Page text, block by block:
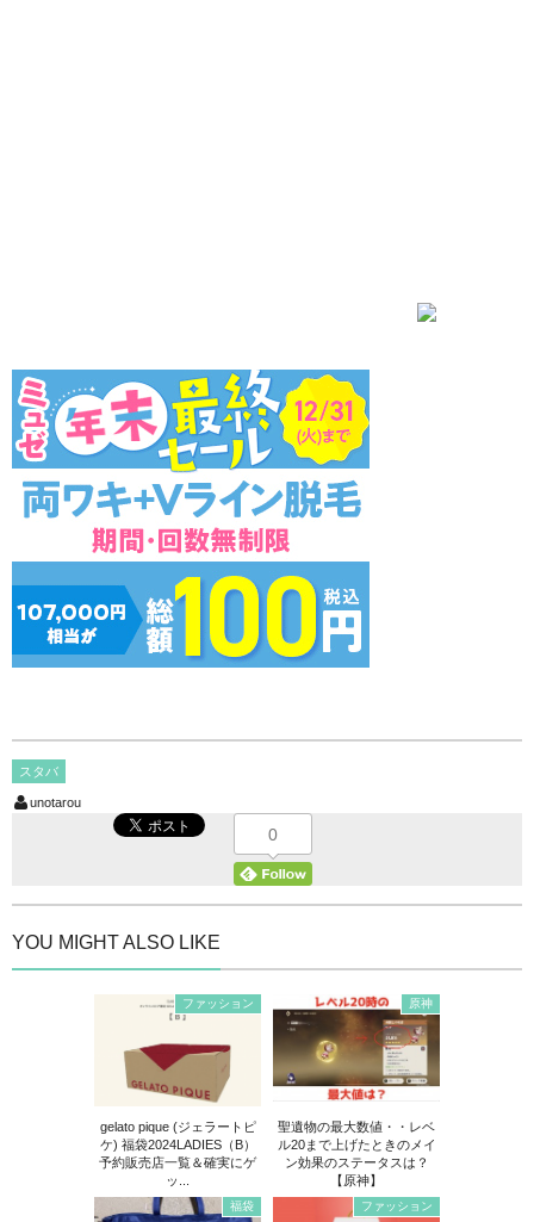
スタバ
unotarou
0
YOU MIGHT ALSO LIKE
ファッション
gelato pique (ジェラートピ
ケ) 福袋2024LADIES（B）
予約販売店一覧＆確実にゲ
ッ...
原神
聖遺物の最大数値・・レベ
ル20まで上げたときのメイ
ン効果のステータスは？
【原神】
福袋 ファッション